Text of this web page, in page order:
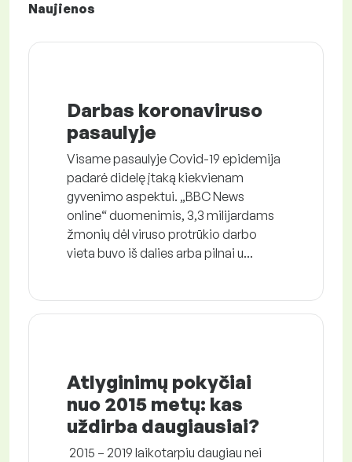
Naujienos
Darbas koronaviruso
pasaulyje
Visame pasaulyje Covid-19 epidemija
padarė didelę įtaką kiekvienam
gyvenimo aspektui. „BBC News
online“ duomenimis, 3,3 milijardams
žmonių dėl viruso protrūkio darbo
vieta buvo iš dalies arba pilnai u...
Atlyginimų pokyčiai
nuo 2015 metų: kas
uždirba daugiausiai?
2015 – 2019 laikotarpiu daugiau nei